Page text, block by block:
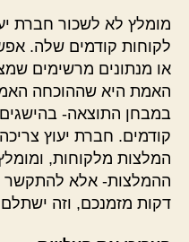
מומלץ לא לשכור חברת
לקוחות קודמים שלה.
או מנתונים מרשימים
האמת היא שההוכחה
במבחן התוצאה-
קודמים. חברת יעוץ
המלצות מלקוחות,
ההמלצות- אלא להתקשר
דקות מזמנכם, וזה